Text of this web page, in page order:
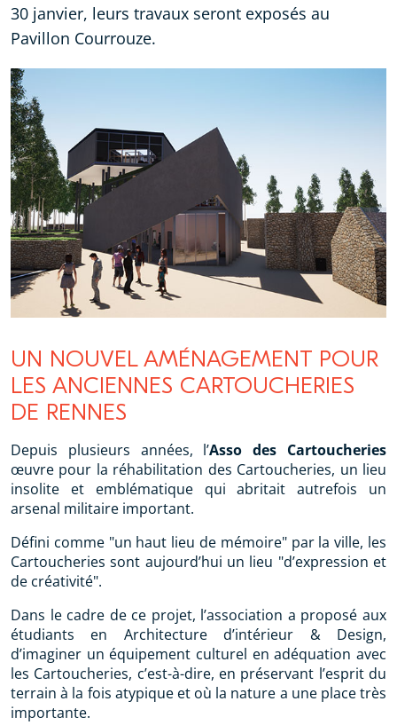
30 janvier, leurs travaux seront exposés au
Pavillon Courrouze.
UN NOUVEL AMÉNAGEMENT POUR
LES ANCIENNES CARTOUCHERIES
DE RENNES
Depuis plusieurs années, l’Asso des Cartoucheries
œuvre pour la réhabilitation des Cartoucheries, un lieu
insolite et emblématique qui abritait autrefois un
arsenal militaire important.
Défini comme "un haut lieu de mémoire" par la ville, les
Cartoucheries sont aujourd’hui un lieu "d’expression et
de créativité".
Dans le cadre de ce projet, l’association a proposé aux
étudiants en Architecture d’intérieur & Design,
d’imaginer un équipement culturel en adéquation avec
les Cartoucheries, c’est-à-dire, en préservant l’esprit du
terrain à la fois atypique et où la nature a une place très
importante.